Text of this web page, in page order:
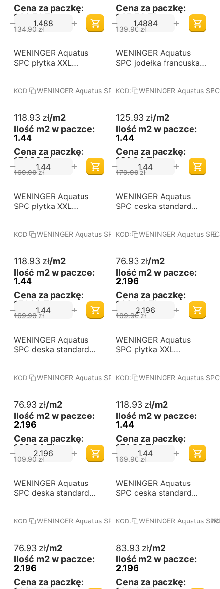
Cena za paczkę:
140,51 Zł
134.90 zł
+
−
Cena za paczkę:
145,76 Zł
139.90 zł
+
−
-30%
Darmowa dostawa
od 60 m2
WENINGER Aquatus
SPC płytka XXL
winylowe. Wymiary
Kolekcja: Aquatus SPC -
płytka XXL.
KOD: WENINGER Aquatus SPC płytka XXL MADISON STONE
118.93 zł/m2
Ilość m2 w paczce:
1.44
Cena za paczkę:
171,26 Zł
169.90zł
+
−
-30%
Darmowa dostawa
od 60 m2
WENINGER Aquatus
SPC jodełka francuska
Wymiary (mm):
Aquatus SPC - jodełka
francuska.
KOD: WENINGER Aquatus
125.93 zł/m2
Ilość m2 w paczce:
1.44
Cena za paczkę:
181,34 Zł
179.90zł
+
−
-30%
Darmowa dostawa
od 60 m2
WENINGER Aquatus
SPC płytka XXL
winylowe. Wymiary
Kolekcja: Aquatus SPC -
płytka XXL.
KOD: WENINGER Aquatus SPC płytka XXL CAMERON STONE
118.93 zł/m2
Ilość m2 w paczce:
1.44
Cena za paczkę:
171,26 Zł
169.90zł
+
−
-30%
Darmowa dostawa
od 60 m2
WENINGER Aquatus
SPC deska standard
Wymiary (mm):
Aquatus SPC - deska
standard.
KOD: WENINGER Aquatus
76.93 zł/m2
Ilość m2 w paczce:
2.196
Cena za paczkę:
168,94 Zł
109.90 zł
+
−
-30%
Darmowa dostawa
od 60 m2
WENINGER Aquatus
SPC deska standard
Wymiary (mm):
Aquatus SPC - deska
standard.
KOD: WENINGER Aquatus SPC deska standard DĄB CURRY
76.93 zł/m2
Ilość m2 w paczce:
2.196
Cena za paczkę:
168,94 Zł
109.90 zł
+
−
-30%
Darmowa dostawa
od 60 m2
WENINGER Aquatus
SPC płytka XXL
winylowe. Wymiary
Kolekcja: Aquatus SPC -
płytka XXL.
KOD: WENINGER Aquatus
118.93 zł/m2
Ilość m2 w paczce:
1.44
Cena za paczkę:
171,26 Zł
169.90zł
+
−
-30%
Darmowa dostawa
od 60 m2
WENINGER Aquatus
SPC deska standard
winylowe. Wymiary
Kolekcja: Aquatus SPC -
deska standard.
KOD: WENINGER Aquatus SPC deska standard DĄB
76.93 zł/m2
Ilość m2 w paczce:
2.196
Cena za paczkę:
-30%
Darmowa dostawa
od 60 m2
WENINGER Aquatus
SPC deska standard
Wymiary (mm):
Aquatus SPC - deska
standard.
KOD: WENINGER Aquatus
83.93 zł/m2
Ilość m2 w paczce:
2.196
Cena za paczkę: